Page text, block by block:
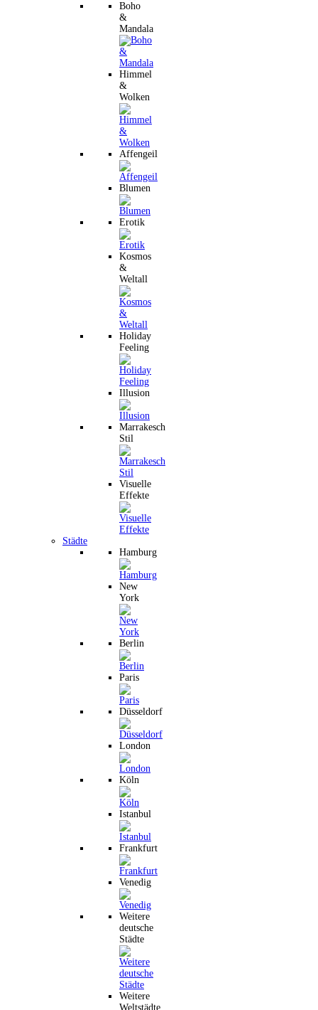
Boho
&
Mandala
Himmel
&
Wolken
Affengeil
Blumen
Erotik
Kosmos
&
Weltall
Holiday
Feeling
Illusion
Marrakesch
Stil
Visuelle
Effekte
Städte
Hamburg
New
York
Berlin
Paris
Düsseldorf
London
Köln
Istanbul
Frankfurt
Venedig
Weitere
deutsche
Städte
Weitere
Weltstädte